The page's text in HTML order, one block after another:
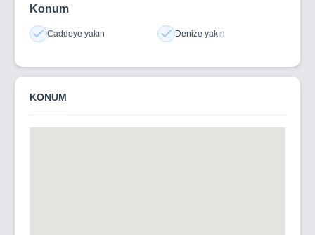
Konum
Caddeye yakın Denize yakın
KONUM